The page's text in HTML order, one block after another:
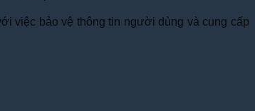
việc bảo vệ thông tin người dùng và cung cấp